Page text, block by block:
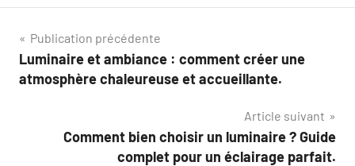
Navigation
de
Publication précédente
Luminaire et ambiance : comment créer une
atmosphère chaleureuse et accueillante.
Article suivant
Comment bien choisir un luminaire ? Guide
complet pour un éclairage parfait.